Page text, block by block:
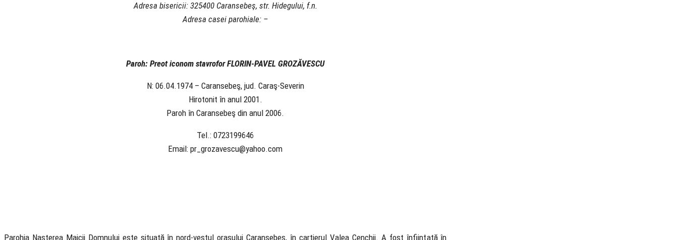
Adresa bisericii: 325400 Caransebeş, str. Hidegului, f.n.
Adresa casei parohiale: –
Paroh: Preot iconom stavrofor FLORIN-PAVEL GROZĂVESCU
N: 06.04.1974 – Caransebeş, jud. Caraş-Severin
Hirotonit în anul 2001.
Paroh în Caransebeş din anul 2006.
Tel.: 0723199646
Email: pr_grozavescu@yahoo.com
Parohia Naşterea Maicii Domnului este situată în nord-vestul oraşului Caransebeş, în cartierul Valea Cenchii. A fost înfiinţată în